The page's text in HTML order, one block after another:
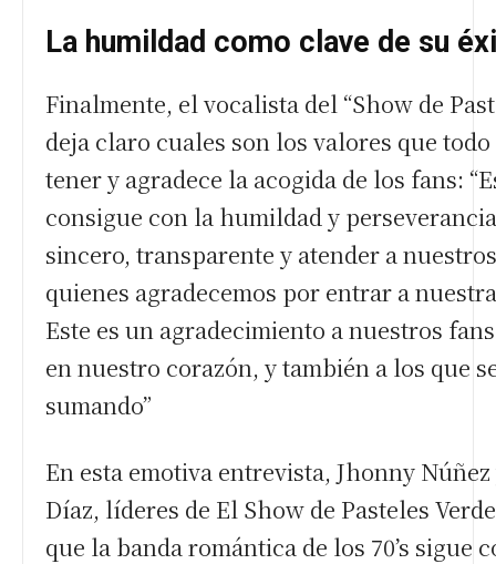
La humildad como clave de su
Finalmente, el vocalista del “Show de
deja claro cuales son los valores que
tener y agradece la acogida de los fans:
consigue con la humildad y
sincero, transparente y atender a
quienes agradecemos por entrar a
Este es un agradecimiento a nuestros
en nuestro corazón, y también a los que
sumando”
En esta emotiva entrevista, Jhonny
Díaz, líderes de El Show de Pasteles
que la banda romántica de los 70’s sigue